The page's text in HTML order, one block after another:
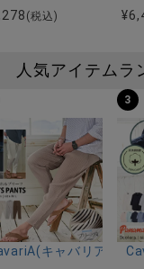
(税込)
¥
人気アイテムラ
ラノリブクルーネッ
キャバリア)プリ
3